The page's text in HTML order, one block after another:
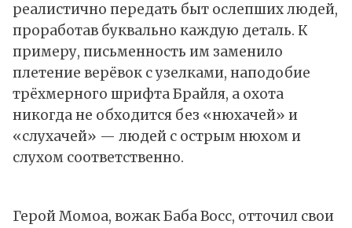
реалистично передать быт ослепших людей,
проработав буквально каждую деталь. К
примеру, письменность им заменило
плетение верёвок с узелками, наподобие
трёхмерного шрифта Брайля, а охота
никогда не обходится без «нюхачей» и
«слухачей» — людей с острым нюхом и
слухом соответственно.
Герой Момоа, вожак Баба Восс, отточил свои